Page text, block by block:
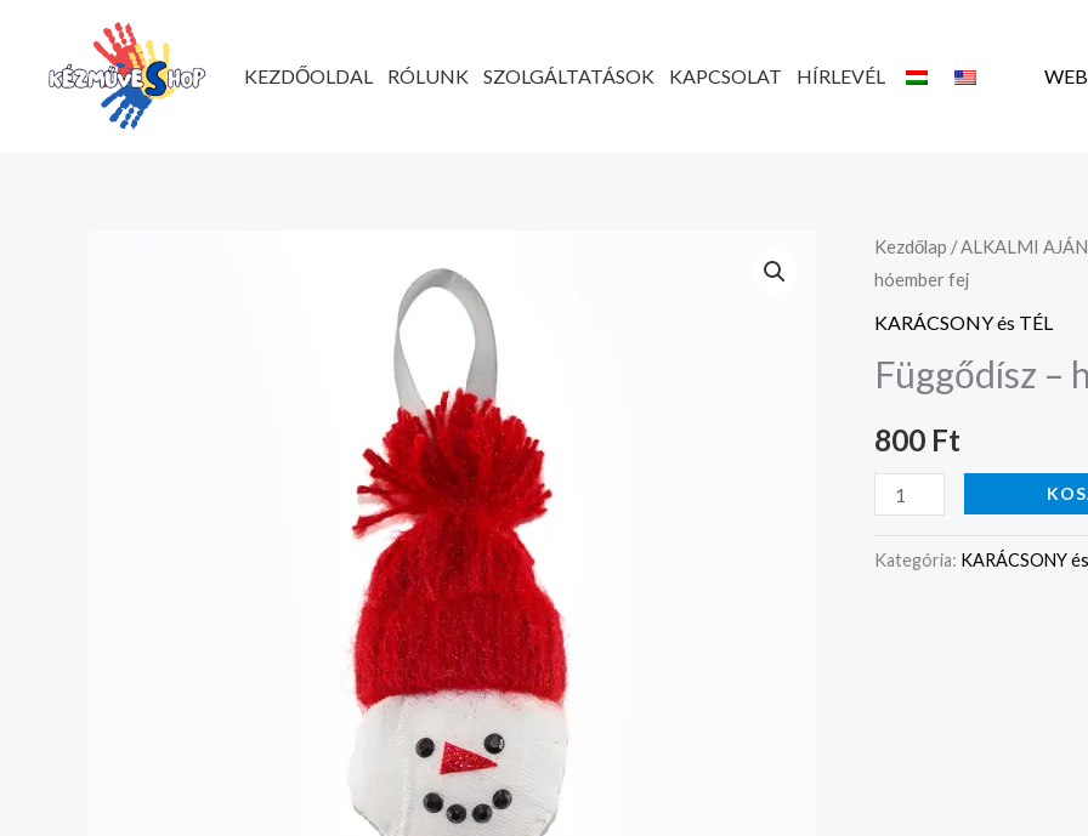
tartalomhoz
KEZDŐOLDAL RÓLUNK SZOLGÁLTATÁSOK KAPCSOLAT HÍRLEVÉL
Kezdőlap /ALKALMI
hóember fej
KARÁCSONY és TÉL
Függődísz –
800 Ft
Függődísz
-
hóember
mennyiség
Kategória: KARÁCSONY